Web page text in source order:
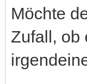
Möchte
Zufall, ob